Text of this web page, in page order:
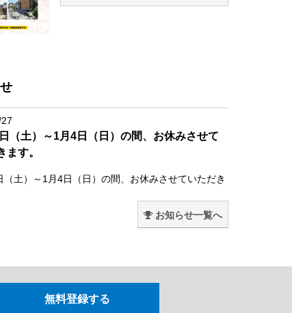
（土）～1月4日（日）の間、お休みさせて
ます。
（土）～1月4日（日）の間、お休みさせていただき
お知らせ一覧へ